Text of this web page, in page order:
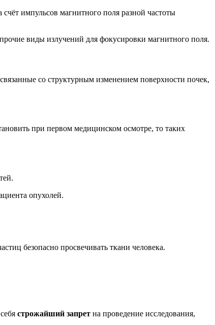
счёт импульсов магнитного поля разной частоты
виды излучений для фокусировки магнитного поля.
со структурным изменением поверхности почек,
при первом медицинском осмотре, то таких
опухолей.
безопасно просвечивать ткани человека.
строжайший запрет на проведение исследования,